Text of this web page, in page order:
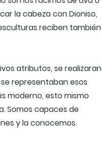
la cabeza con Dioniso,
reciben también
atributos, se realizaran
representaban esos
moderno, esto mismo
Somos capaces de
y la conocemos.